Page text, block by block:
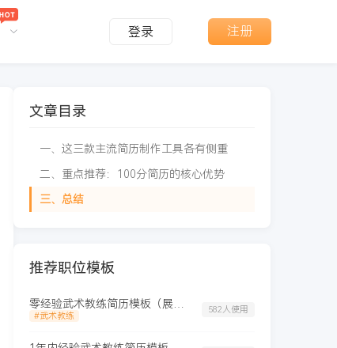
登录 注册
文章目录
一、这三款主流简历制作工具各有侧重
二、重点推荐：100分简历的核心优势
三、总结
推荐职位模板
零经验武术教练简历模板（展示排版）
#武术教练
582人使用